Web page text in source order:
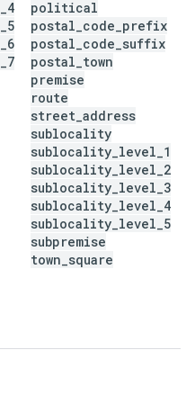
4
5
6
7
political
postal code prefix
postal code suffix
postal town
premise
route
street address
sublocality
sublocality level 1
sublocality level 2
sublocality level 3
sublocality level 4
sublocality level 5
subpremise
town square